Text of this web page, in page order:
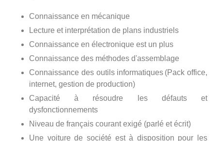
Connaissance en mécanique
Lecture et interprétation de plans industriels
Connaissance en électronique est un plus
Connaissance des méthodes d'assemblage
Connaissance des outils informatiques (Pack office,
internet, gestion de production)
Capacité à résoudre les défauts et
dysfonctionnements
Niveau de français courant exigé (parlé et écrit)
Une voiture de société est à disposition pour les